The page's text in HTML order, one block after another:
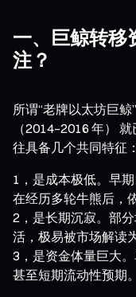
一、巨鲸转移
注？
所谓“老牌以太坊巨
（2014–2016 年）
往具备几个共同特征：
1，是成本极低。早
在经历多轮牛熊后，
2，是长期沉寂。部
活，极易被市场解读
3，是资金体量巨大
甚至短期流动性预期。